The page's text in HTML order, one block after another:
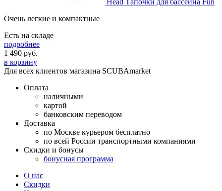
Очень легкие и компактные
Есть на складе
подробнее
1 490 руб.
в корзину
Для всех клиентов магазина SCUBAmarket
Оплата
наличными
картой
банковским переводом
Доставка
по Москве курьером бесплатно
по всей России транспортными компаниями
Скидки и бонусы
бонусная программа
О нас
Скидки